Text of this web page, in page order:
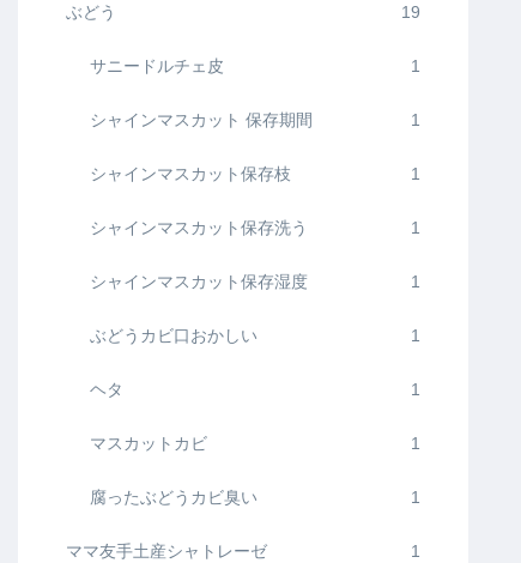
ぶどう 19
サニードルチェ皮 1
シャインマスカット 保存期間 1
シャインマスカット保存枝 1
シャインマスカット保存洗う 1
シャインマスカット保存湿度 1
ぶどうカビ口おかしい 1
ヘタ 1
マスカットカビ 1
腐ったぶどうカビ臭い 1
ママ友手土産シャトレーゼ 1